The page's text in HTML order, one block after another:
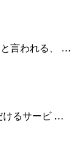
と言われる、 …
けるサービ …